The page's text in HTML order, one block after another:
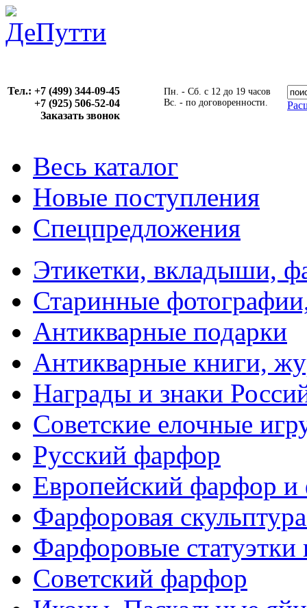
Тел.: +7 (499) 344-09-45
(925) 506-52-04
Заказать звонок
Пн. - Сб. с 12 до 19 часов
Вс. - по договоренности.
Весь каталог
Новые поступления
Спецпредложения
Этикетки, вкладыши,
Старинные
Антикварные подарки
Антикварные книги,
Награды и знаки
Советские елочные
Русский фарфор
Европейский фарфор и
Фарфоровая
Фарфоровые
Советский фарфор